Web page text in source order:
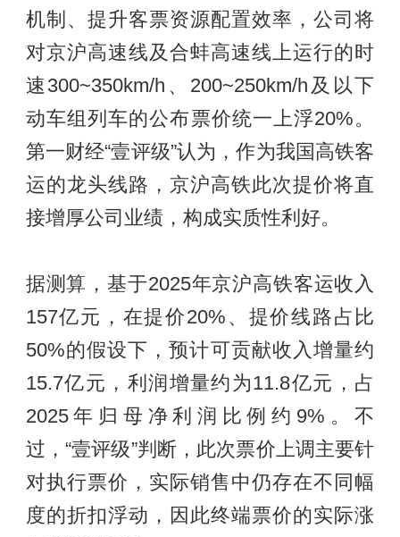
机制、提升客票资源配置效率，公司将
对京沪高速线及合蚌高速线上运行的时
速300~350km/h、200~250km/h及以下
动车组列车的公布票价统一上浮20%。
第一财经“壹评级”认为，作为我国高铁客
运的龙头线路，京沪高铁此次提价将直
接增厚公司业绩，构成实质性利好。
据测算，基于2025年京沪高铁客运收入
157亿元，在提价20%、提价线路占比
50%的假设下，预计可贡献收入增量约
15.7亿元，利润增量约为11.8亿元，占
2025年归母净利润比例约9%。不
过，“壹评级”判断，此次票价上调主要针
对执行票价，实际销售中仍存在不同幅
度的折扣浮动，因此终端票价的实际涨